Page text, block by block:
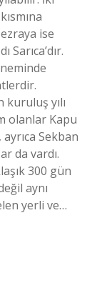
ise
kuruluş yılı
olanlar Kapu
Sekban
da vardı.
300 gün
aynı
yerli ve…